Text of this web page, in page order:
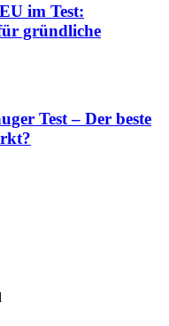
im Test:
gründliche
Test – Der beste